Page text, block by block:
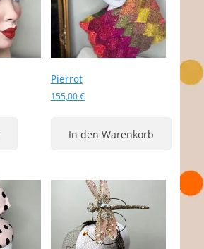
Pierrot
155,00€
In den Warenkorb